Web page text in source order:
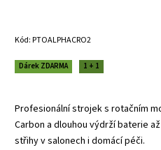
Kód:PTOALPHACRO2
Dárek ZDARMA 1 + 1
Profesionální strojek s rotačním
Carbon a dlouhou výdrží baterie
střihy v salonech i domácí péči.